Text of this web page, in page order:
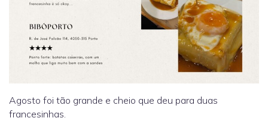
Agosto foi tão grande e cheio que deu para duas
francesinhas.